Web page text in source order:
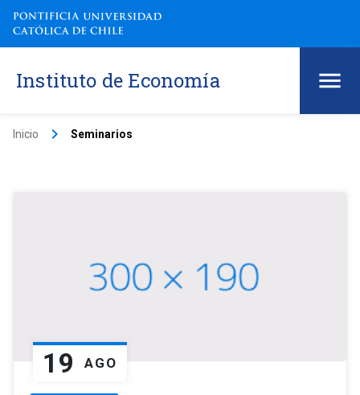
Instituto de Economía
Inicio keyboard_arrow_right Seminarios
19 AGO